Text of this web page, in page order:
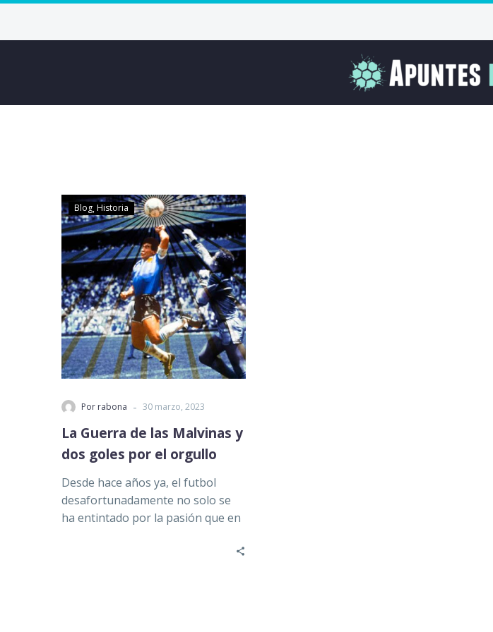
Blog Historia
Por rabona - 30 marzo, 2023
La Guerra de las Malvinas y
dos goles por el orgullo
Desde hace años ya, el futbol
desafortunadamente no solo se
ha entintado por la pasión que en